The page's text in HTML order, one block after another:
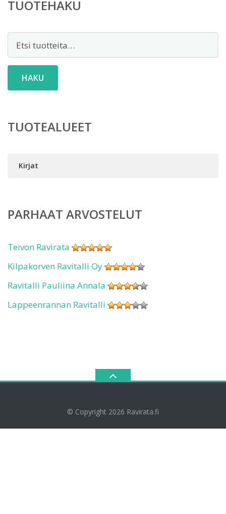
TUOTEHAKU
HAKU
TUOTEALUEET
Kirjat
PARHAAT ARVOSTELUT
Teivon Ravirata
Kilpakorven Ravitalli Oy
Ravitalli Pauliina Annala
Lappeenrannan Ravitalli
© Copyright 2026 Ravirata.fi